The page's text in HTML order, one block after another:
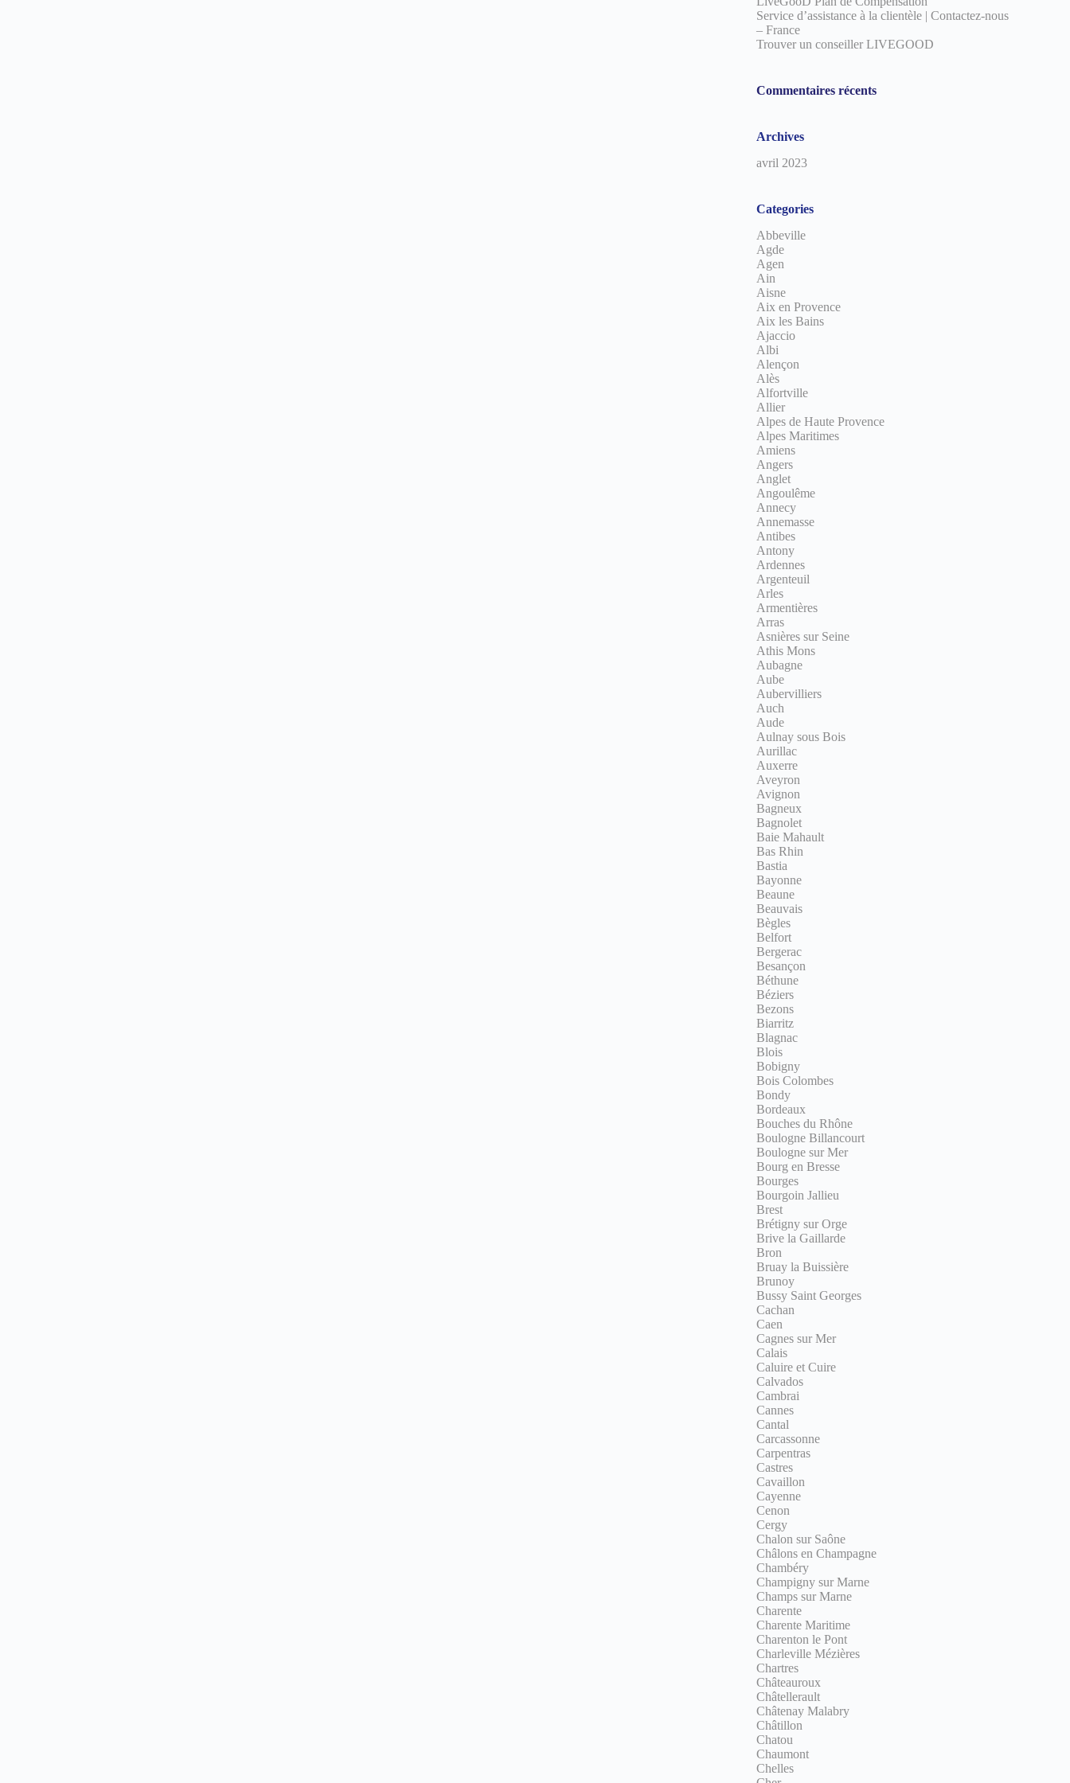
Service d’assistance à la clientèle | Contactez-nous
– France
Trouver un conseiller LIVEGOOD
Commentaires récents
Archives
avril 2023
Categories
Abbeville
Agde
Agen
Ain
Aisne
Aix en Provence
Aix les Bains
Ajaccio
Albi
Alençon
Alès
Alfortville
Allier
Alpes de Haute Provence
Alpes Maritimes
Amiens
Angers
Anglet
Angoulême
Annecy
Annemasse
Antibes
Antony
Ardennes
Argenteuil
Arles
Armentières
Arras
Asnières sur Seine
Athis Mons
Aubagne
Aube
Aubervilliers
Auch
Aude
Aulnay sous Bois
Aurillac
Auxerre
Aveyron
Avignon
Bagneux
Bagnolet
Baie Mahault
Bas Rhin
Bastia
Bayonne
Beaune
Beauvais
Bègles
Belfort
Bergerac
Besançon
Béthune
Béziers
Bezons
Biarritz
Blagnac
Blois
Bobigny
Bois Colombes
Bondy
Bordeaux
Bouches du Rhône
Boulogne Billancourt
Boulogne sur Mer
Bourg en Bresse
Bourges
Bourgoin Jallieu
Brest
Brétigny sur Orge
Brive la Gaillarde
Bron
Bruay la Buissière
Brunoy
Bussy Saint Georges
Cachan
Caen
Cagnes sur Mer
Calais
Caluire et Cuire
Calvados
Cambrai
Cannes
Cantal
Carcassonne
Carpentras
Castres
Cavaillon
Cayenne
Cenon
Cergy
Chalon sur Saône
Châlons en Champagne
Chambéry
Champigny sur Marne
Champs sur Marne
Charente
Charente Maritime
Charenton le Pont
Charleville Mézières
Chartres
Châteauroux
Châtellerault
Châtenay Malabry
Châtillon
Chatou
Chaumont
Chelles